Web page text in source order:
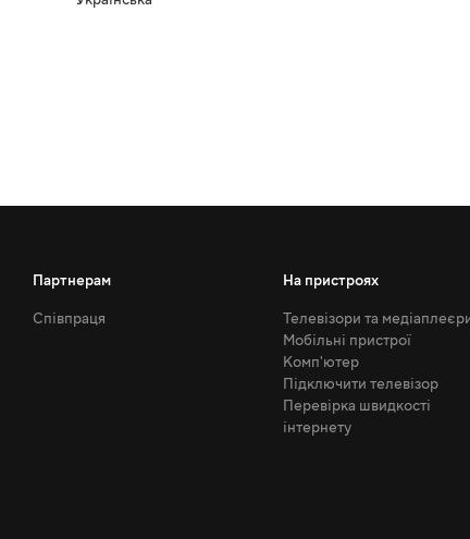
Партнерам
Співпраця
На пристроях
Телевізори та
Мобільні пристрої
Комп'ютер
Підключити телевізор
Перевірка швидкості
інтернету